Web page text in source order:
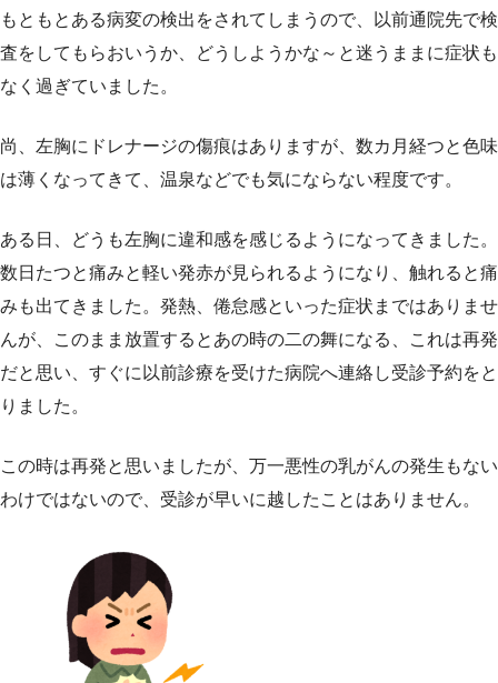
もともとある病変の検出をされてしまうので、以前通院先で検
査をしてもらおいうか、どうしようかな～と迷うままに症状も
なく過ぎていました。
尚、左胸にドレナージの傷痕はありますが、数カ月経つと色味
は薄くなってきて、温泉などでも気にならない程度です。
ある日、どうも左胸に違和感を感じるようになってきました。
数日たつと痛みと軽い発赤が見られるようになり、触れると痛
みも出てきました。発熱、倦怠感といった症状まではありませ
んが、このまま放置するとあの時の二の舞になる、これは再発
だと思い、すぐに以前診療を受けた病院へ連絡し受診予約をと
りました。
この時は再発と思いましたが、万一悪性の乳がんの発生もない
わけではないので、受診が早いに越したことはありません。